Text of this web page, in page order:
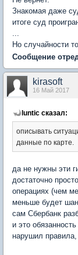
Знакомая даже
итоге суд
...
Но случайности
Сообщение
kirasoft
16 Май 2017
luntic сказал:
описывать
данные по карте.
да не нужны эти
достаточно
операциях (чем
меньше будет
сам Сбербанк
и это
нарушил